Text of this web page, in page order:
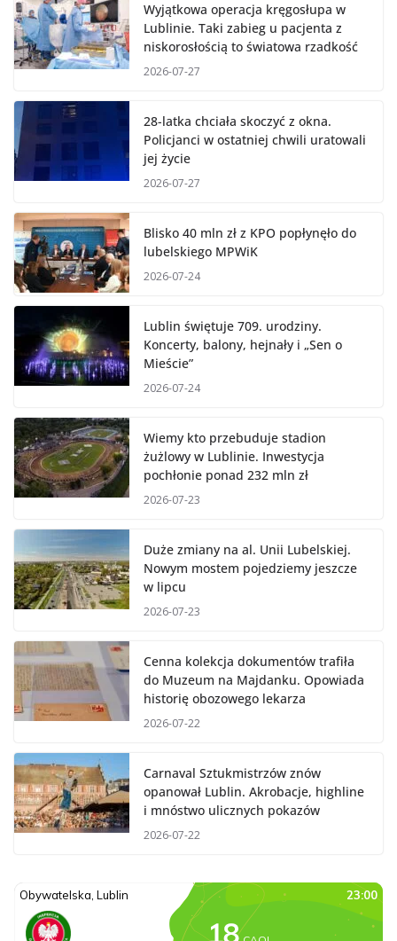
Wyjątkowa operacja kręgosłupa w
Lublinie. Taki zabieg u pacjenta z
niskorosłością to światowa rzadkość
2026-07-27
28-latka chciała skoczyć z okna.
Policjanci w ostatniej chwili uratowali
jej życie
2026-07-27
Blisko 40 mln zł z KPO popłynęło do
lubelskiego MPWiK
2026-07-24
Lublin świętuje 709. urodziny.
Koncerty, balony, hejnały i „Sen o
Mieście”
2026-07-24
Wiemy kto przebuduje stadion
żużlowy w Lublinie. Inwestycja
pochłonie ponad 232 mln zł
2026-07-23
Duże zmiany na al. Unii Lubelskiej.
Nowym mostem pojedziemy jeszcze
w lipcu
2026-07-23
Cenna kolekcja dokumentów trafiła
do Muzeum na Majdanku. Opowiada
historię obozowego lekarza
2026-07-22
Carnaval Sztukmistrzów znów
opanował Lublin. Akrobacje, highline
i mnóstwo ulicznych pokazów
2026-07-22